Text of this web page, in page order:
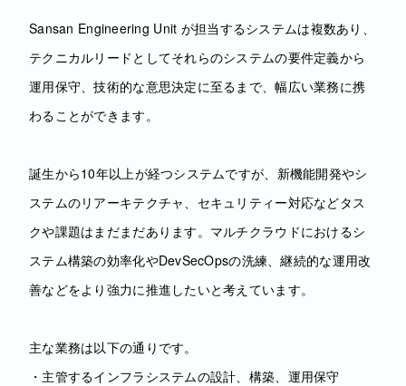
Sansan Engineering Unit が担当するシステムは複数あり、
テクニカルリードとしてそれらのシステムの要件定義から
運用保守、技術的な意思決定に至るまで、幅広い業務に携
わることができます。
誕生から10年以上が経つシステムですが、新機能開発やシ
ステムのリアーキテクチャ、セキュリティー対応などタス
クや課題はまだまだあります。マルチクラウドにおけるシ
ステム構築の効率化やDevSecOpsの洗練、継続的な運用改
善などをより強力に推進したいと考えています。
主な業務は以下の通りです。
・主管するインフラシステムの設計、構築、運用保守